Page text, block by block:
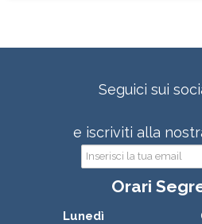
Seguici sui
e iscriviti alla
Orari
Lunedì